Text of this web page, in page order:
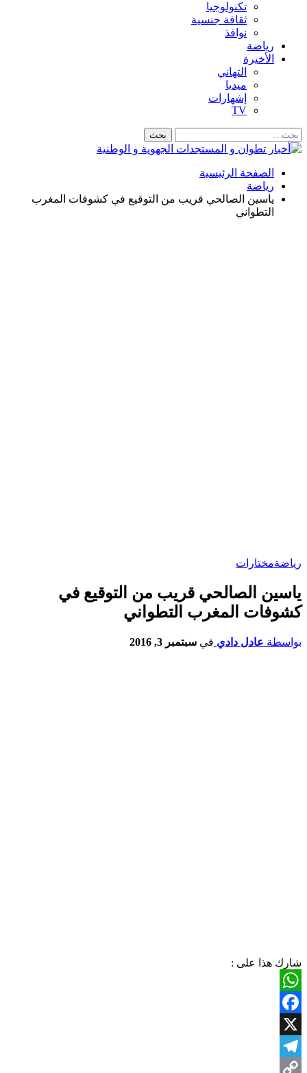
تكنولوجيا
ثقافة جنسية
نوافذ
رياضة
الأخيرة
التهاني
ميديا
إشهارات
TV
الصفحة الرئيسية
رياضة
ياسين الصالحي قريب من التوقيع في كشوفات المغرب
التطواني
رياضةمختارات
ياسين الصالحي قريب من التوقيع في
كشوفات المغرب التطواني
بواسطة عادل دادي في سبتمبر 3, 2016
شارك هذا على :
WhatsApp
Facebook
X
Telegram